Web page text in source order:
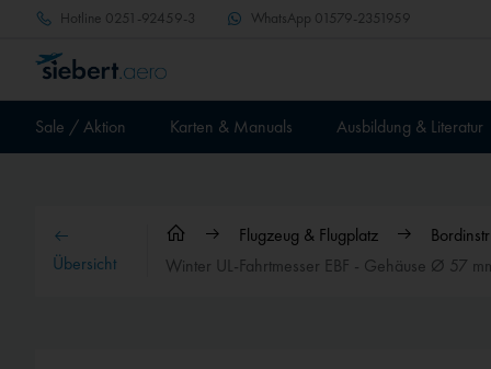
Hotline 0251-92459-3 WhatsApp 01579-2351959
Sale / Aktion Karten & Manuals Ausbildung & Literatur
Übersicht
Flugzeug & Flugplatz
Winter UL-Fahrtmesser EBF - Gehäuse Ø 57